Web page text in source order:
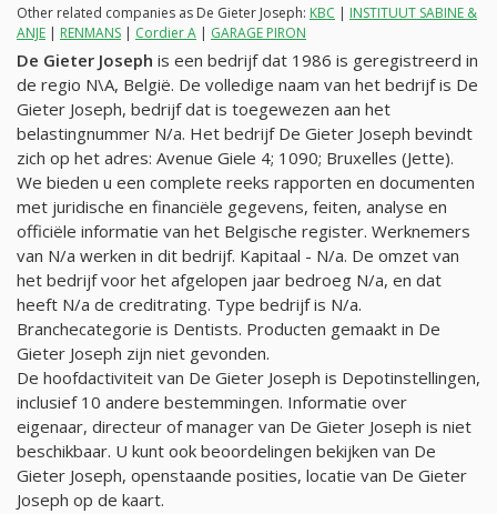
Other related companies as De Gieter Joseph: KBC | INSTITUUT SABINE &
ANJE | RENMANS | Cordier A | GARAGE PIRON
De Gieter Joseph is een bedrijf dat 1986 is geregistreerd in
de regio N\A, België. De volledige naam van het bedrijf is De
Gieter Joseph, bedrijf dat is toegewezen aan het
belastingnummer N/a. Het bedrijf De Gieter Joseph bevindt
zich op het adres: Avenue Giele 4; 1090; Bruxelles (Jette).
We bieden u een complete reeks rapporten en documenten
met juridische en financiële gegevens, feiten, analyse en
officiële informatie van het Belgische register. Werknemers
van N/a werken in dit bedrijf. Kapitaal - N/a. De omzet van
het bedrijf voor het afgelopen jaar bedroeg N/a, en dat
heeft N/a de creditrating. Type bedrijf is N/a.
Branchecategorie is Dentists. Producten gemaakt in De
Gieter Joseph zijn niet gevonden.
De hoofdactiviteit van De Gieter Joseph is Depotinstellingen,
inclusief 10 andere bestemmingen. Informatie over
eigenaar, directeur of manager van De Gieter Joseph is niet
beschikbaar. U kunt ook beoordelingen bekijken van De
Gieter Joseph, openstaande posities, locatie van De Gieter
Joseph op de kaart.